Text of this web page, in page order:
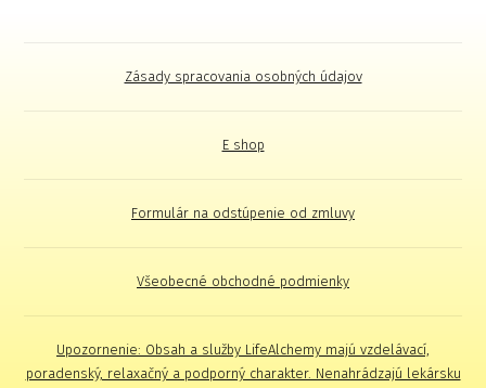
Zásady spracovania osobných údajov
E shop
Formulár na odstúpenie od zmluvy
Všeobecné obchodné podmienky
Upozornenie: Obsah a služby LifeAlchemy majú vzdelávací,
poradenský, relaxačný a podporný charakter. Nenahrádzajú lekársku